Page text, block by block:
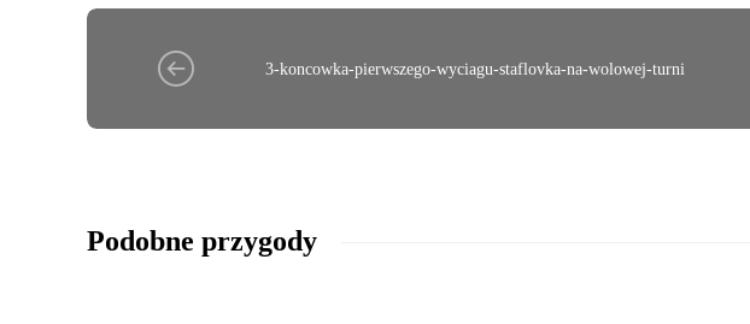
3-koncowka-pierwszego-wyciagu-staflovka-na-wolowej-turni
Podobne przygody